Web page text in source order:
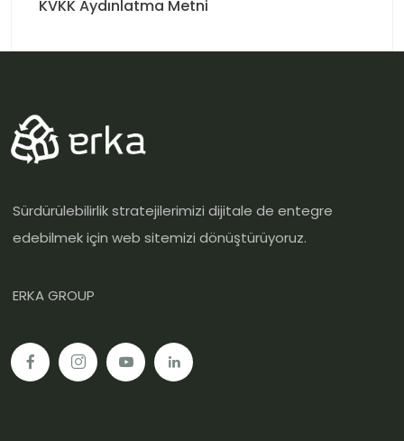
KVKK Aydınlatma Metni
Sürdürülebilirlik stratejilerimizi dijitale de entegre
edebilmek için web sitemizi dönüştürüyoruz.
ERKA GROUP